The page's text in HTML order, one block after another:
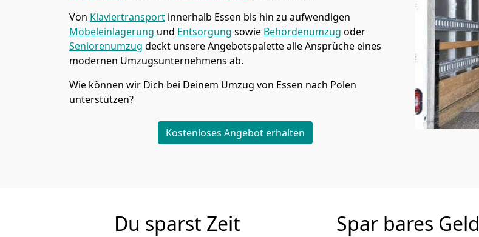
Von Klaviertransport innerhalb Essen bis hin zu aufwendigen
Möbeleinlagerung und Entsorgung sowie Behördenumzug oder
Seniorenumzug deckt unsere Angebotspalette alle Ansprüche eines
modernen Umzugsunternehmens ab.
Wie können wir Dich bei Deinem Umzug von Essen nach Polen
unterstützen?
Kostenloses Angebot erhalten
Du sparst Zeit Spar bares Geld